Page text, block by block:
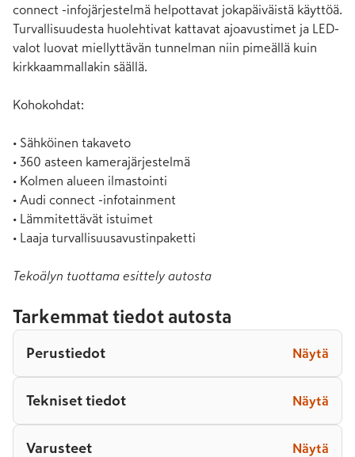
connect -infojärjestelmä helpottavat jokapäiväistä käyttöä.
Turvallisuudesta huolehtivat kattavat ajoavustimet ja LED-
valot luovat miellyttävän tunnelman niin pimeällä kuin
kirkkaammallakin säällä.
Kohokohdat:
• Sähköinen takaveto
• 360 asteen kamerajärjestelmä
• Kolmen alueen ilmastointi
• Audi connect -infotainment
• Lämmitettävät istuimet
• Laaja turvallisuusavustinpaketti
Tekoälyn tuottama esittely autosta
Tarkemmat tiedot autosta
Perustiedot Näytä
Tekniset tiedot Näytä
Varusteet Näytä